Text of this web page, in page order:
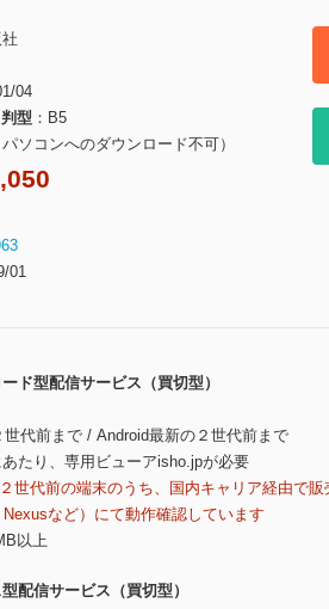
04
判型
B5
ソコンへのダウンロード不可）
01
ド型配信サービス（買切型）
代前まで / Android最新の２世代前まで
たり、専用ビューアisho.jpが必要
世代前の端末のうち、国内キャリア経由で販
など）にて動作確認しています
以上
配信サービス（買切型）